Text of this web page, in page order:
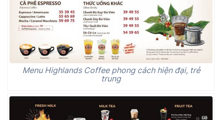
Menu Highlands Coffee phong cách hiện đại, trẻ
trung